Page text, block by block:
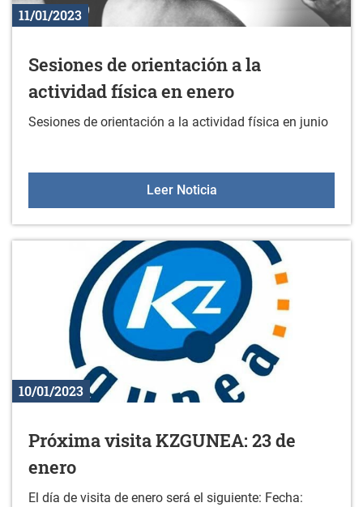
11/01/2023
Sesiones de orientación a la
actividad física en enero
Sesiones de orientación a la actividad física en junio
Leer NoticiaSesiones de orientación
10/01/2023
Próxima visita KZGUNEA: 23 de
enero
El día de visita de enero será el siguiente: Fecha: